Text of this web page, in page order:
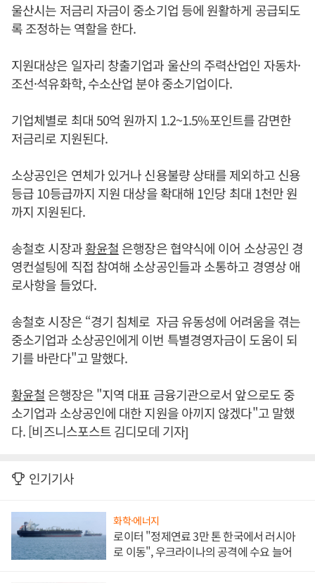
울산시는 저금리 자금이 중소기업 등에 원활하게 공급되도
록 조정하는 역할을 한다.
지원대상은 일자리 창출기업과 울산의 주력산업인 자동차·
조선·석유화학, 수소산업 분야 중소기업이다.
기업체별로 최대 50억 원까지 1.2~1.5%포인트를 감면한
저금리로 지원된다.
소상공인은 연체가 있거나 신용불량 상태를 제외하고 신용
등급 10등급까지 지원 대상을 확대해 1인당 최대 1천만 원
까지 지원된다.
송철호 시장과황윤철 은행장은 협약식에 이어 소상공인 경
영컨설팅에 직접 참여해 소상공인들과 소통하고 경영상 애
로사항을 들었다.
송철호 시장은 “경기 침체로 자금 유동성에 어려움을 겪는
중소기업과 소상공인에게 이번 특별경영자금이 도움이 되
기를 바란다"고 말했다.
황윤철 은행장은 "지역 대표 금융기관으로서 앞으로도 중
소기업과 소상공인에 대한 지원을 아끼지 않겠다"고 말했
다. [비즈니스포스트 김디모데 기자]
인기기사
화학·에너지
로이터 "정제연료 3만 톤 한국에서 러시아
로 이동", 우크라이나의 공격에 수요 늘어